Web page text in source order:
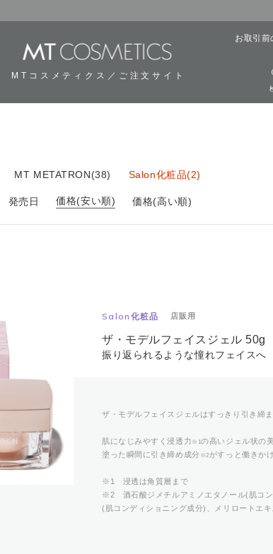
MTコスメティクス／ご注文サイト
お取引前
MT METATRON(38) Salon化粧品(2)
発売日 価格(安い順) 価格(高い順)
Salon化粧品 店販用
ザ・モデルフェイスジェル 50g
振り返られるような憧れフェイスへ
ザ・モデルフェイスジェルはすっきり引き締
肌になじみやすく浸透力 ※1の高いジェル状の
塗った瞬間に引き締め成分 ※2 がすっと働きか
※1 浸透は角質層まで
※2 酒石酸ジメチルアミノエタノール(肌コ
(肌コンディショニング成分)、メリロートエ